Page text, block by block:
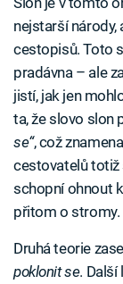
nejstarší národy,
cestopisů. Toto
pradávna – ale
jistí, jak jen
ta, že slovo slon
se“, což
cestovatelů totiž
schopní ohnout
přitom o stromy.
Druhá teorie
poklonit se. Další